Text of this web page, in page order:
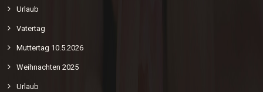
Urlaub
Vatertag
Muttertag 10.5.2026
Weihnachten 2025
Urlaub